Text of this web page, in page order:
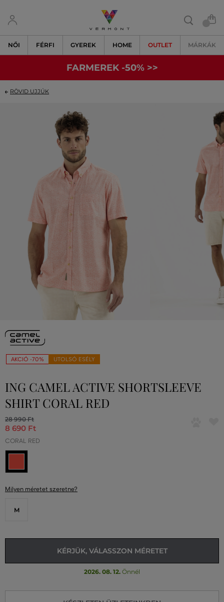
NŐI FÉRFI GYEREK HOME OUTLET MÁRKÁK
FARMEREK -50% >>
RÖVID UJJÚK
AKCIÓ -70% UTOLSÓ ESÉLY
ING CAMEL ACTIVE SHORTSLEEVE
SHIRT CORAL RED
28 990 Ft
8 690 Ft
CORAL RED
Milyen méretet szeretne?
M
KÉRJÜK, VÁLASSZON MÉRETET
2026. 08. 12. Önnél